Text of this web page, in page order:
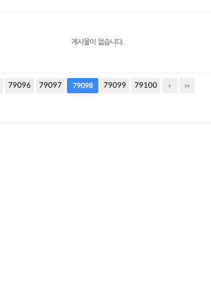
게시물이 없습니다.
79096 79097 79098 79099 79100